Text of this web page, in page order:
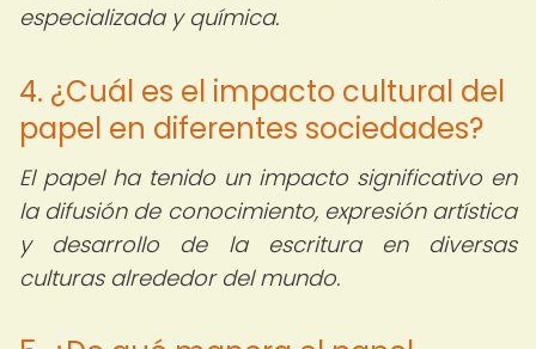
especializada y química.
4. ¿Cuál es el impacto cultural del
papel en diferentes sociedades?
El papel ha tenido un impacto significativo en
la difusión de conocimiento, expresión artística
y desarrollo de la escritura en diversas
culturas alrededor del mundo.